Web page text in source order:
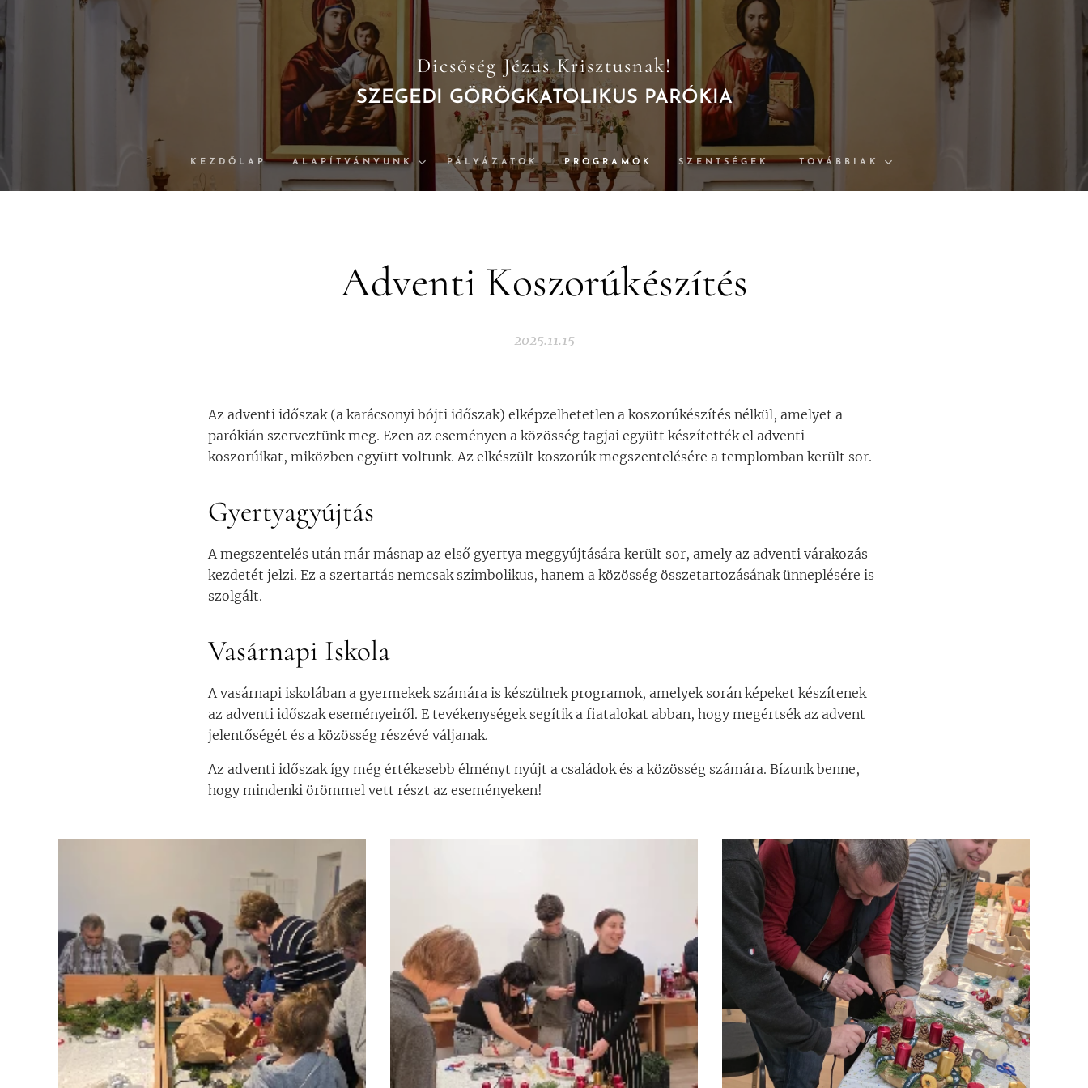
Dicsőség Jézus Krisztusnak!
SZEGEDI GÖRÖGKATOLIKUS PARÓKIA
KEZDŐLAP ALAPÍTVÁNYUNK PÁLYÁZATOK PROGRAMOK SZENTSÉGEK TOVÁBBIAK
Adventi Koszorúkészítés
2025.11.15
Az adventi időszak (a karácsonyi bójti időszak) elképzelhetetlen a koszorúkészítés nélkül, amelyet a
parókián szerveztünk meg. Ezen az eseményen a közösség tagjai együtt készítették el adventi
koszorúikat, miközben együtt voltunk. Az elkészült koszorúk megszentelésére a templomban került sor.
Gyertyagyújtás
A megszentelés után már másnap az első gyertya meggyújtására került sor, amely az adventi várakozás
kezdetét jelzi. Ez a szertartás nemcsak szimbolikus, hanem a közösség összetartozásának ünneplésére is
szolgált.
Vasárnapi Iskola
A vasárnapi iskolában a gyermekek számára is készülnek programok, amelyek során képeket készítenek
az adventi időszak eseményeiről. E tevékenységek segítik a fiatalokat abban, hogy megértsék az advent
jelentőségét és a közösség részévé váljanak.
Az adventi időszak így még értékesebb élményt nyújt a családok és a közösség számára. Bízunk benne,
hogy mindenki örömmel vett részt az eseményeken!